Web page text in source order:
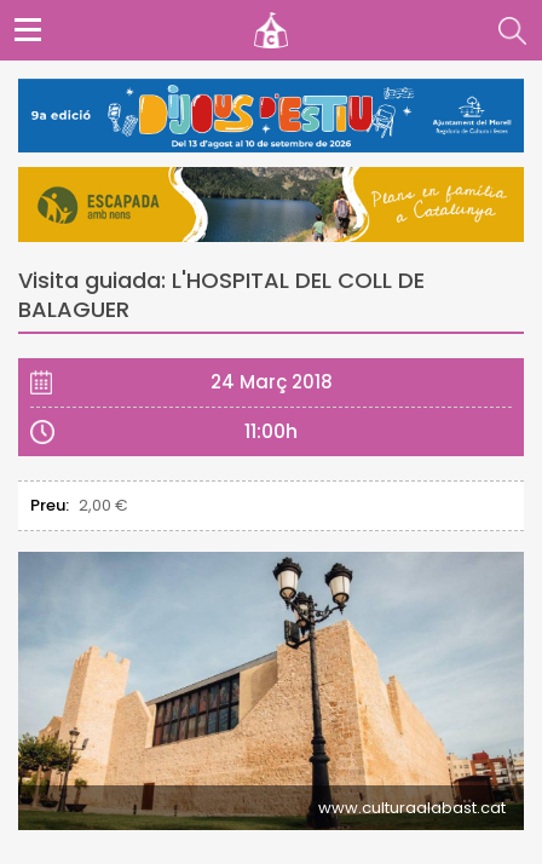
Visita guiada: L'HOSPITAL DEL COLL DE
BALAGUER
24 Març 2018
11:00h
Preu: 2,00 €
www.culturaalabast.cat